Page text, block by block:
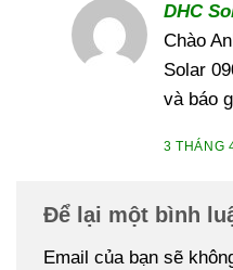
DHC
Chào
Solar
và báo
3 THÁNG
Để lại một bình
Email của bạn sẽ